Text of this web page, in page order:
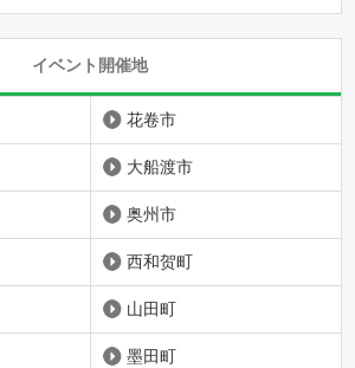
イベント開催地
花卷市
大船渡市
奥州市
西和贺町
山田町
墨田町